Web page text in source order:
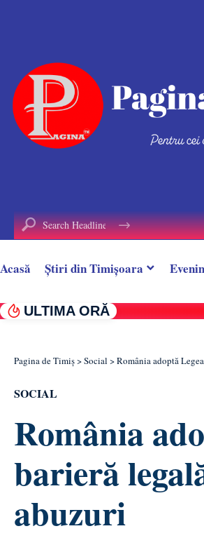
Acasă Știri din Timișoara
ULTIMA ORĂ Incendiu la o
Pagina de Timiș>Social >România adoptă
SOCIAL
România
barieră
abuzuri